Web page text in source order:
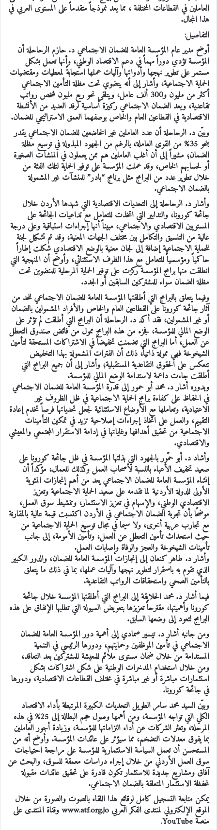
العاملين في القطاعات المختلفة ، مما يعد نموذجاً متقدماً على المستوى العربي في
هذا المجال.
التفاصيل:
أوضح مدير عام المؤسسة العامة للضمان الاجتماعي د. حازم الرحاحلة أن
المؤسسة تؤدي دوراً مهماً في دعم الاقتصاد الوطني، وأنها تعمل بشكل
مستمر على تطوير نهجها وأدواتها وآليات عملها استجابةً لمعطيات ومقتضيات
الحماية الاجتماعية، وأشار إلى أنه ينضوي تحت مظلة التأمين الاجتماعي
أكثر من مليون و300 ألف عامل، ويتلقى نحو ربع مليون شخص رواتب
تقاعدية، ويعد الضمان الاجتماعي ركيزة أساسية لرفد العديد من الأنشطة
الاقتصادية في القطاعين العام والخاص بوصفهما العمق الاستراتيجي للضمان.
وبيّن د. الرحاحلة أن عدد العاملين غير الخاضعين للضمان الاجتماعي يقدر
بنحو 35% من القوى العاملة، بالرغم من الجهود المبذولة في توسيع مظلة
الضمان؛ مشيراً إلى أن أغلب العاملين هم ممن يعملون في المنشآت الصغيرة
أو لحسابهم الخاص، وقد عملت المؤسسة على توفير الحماية لتلك الفئة من
خلال تطوير عدد من البرامج مثل برنامج “بادر” للمنشآت غير المشمولة
بالضمان الاجتماعي.
وأشار د. الرحاحلة إلى التحديات الاقتصادية التي شهدها الأردن خلال
جائحة كورونا، والتدابير التي اتخذت للتعامل مع تداعيات الجائحة على
المستويين الاقتصادي والاجتماعي، مبيناً أنها إجراءات استباقية وعلى درجة
عالية من التنسيق والتكامل بين مختلف الجهات المعنية، وقد تم تشكيل لجنة
للحماية الاجتماعية إضافة إلى لجان معنية بالوضع الاقتصادي شكلت إطاراً
حاكمياً ومؤسسياً للتعامل مع هذا الظرف الاستثنائي، وأوضح أن المنهجية التي
انطلقت منها برامج المؤسسة ركزت على توفير الحماية المرحلية للمنضوين تحت
مظلة الضمان سواء للمشتركين السابقين أو الجدد.
وفيما يتعلق بالبرامج التي أطلقتها المؤسسة العامة للضمان الاجتماعي للحد من
آثار جائحة كورونا على القطاعين العام والخاص والأفراد المشمولين بالضمان
أو غير المشمولين، فقد أكد د. الرحاحلة أن البرامج التي أطلقت لم تؤثر على
الوضع المالي للمؤسسة، فجزء من هذه البرامج ممول من فائض صندوق التعطل
عن العمل، أما البرامج التي تضمنت تخفيضاً في الاشتراكات المستحقة لتأمين
الشيخوخة فهي ممولة ذاتياً، ذلك أن الفترات المشمولة بهذا التخفيض
تنعكس على الحقوق التقاعدية المستقبلية؛ وأشار إلى أن جميع البرامج التي
أطلقت جاءت داعمة لاستدامة الوضع المالي للمؤسسة.
وبدوره أشار د. محمد أبو حمور إلى قدرة المؤسسة العامة للضمان الاجتماعي
في الحفاظ على كفاءة برامج الحماية الاجتماعية في ظل الظروف غير
الاعتيادية، وتعاملها مع الأوضاع الاستثنائية لجعل تحدياتها فرصاً تخدم إعادة
التقييم، والعمل على اتخاذ إجراءات إصلاحية تزيد في تمكين التأمينات
الاجتماعية من تحقيق أهدافها وغاياتها في إدامة الاستقرار المجتمعي والمعيشي
والاقتصادي.
وأشاد د. أبو حمّور بالجهود التي بذلتها المؤسسة في ظل جائحة كورونا على
صعيد تخفيف الأعباء بالنسبة لأصحاب العمل وكذلك للعمال، مؤكداً أن
إنشاء المؤسسة العامة للضمان الاجتماعي يعد من أهم إنجازات المئوية
الأولى للدولة الأردنية لما تقدمه على صعيد الحماية الاجتماعية وتعزيز
الاقتصادي الوطني، والإسهام في تعزيز الاستثمار، وتنشيط سوق العمل،
موضحًا بأن تجربة الضمان الاجتماعي في الأردن اكتسبت قيمة عالية بالمقارنة
مع تجارب عربية أخرى، ولا سيما في مجال توسيع الحماية الاجتماعية من
حيث استحداث تأمين التعطل عن العمل، وتأمين الأمومة، إلى جانب
تأمينات الشيخوخة والعجز والوفاة وإصابات العمل.
وأشار د. طاهر كنعان إلى إنجازات المؤسسة العامة للضمان، والدور الكبير
الذي تقوم به باستمرار لتطوير نهجها وآليات عملها، بما في ذلك ما يتعلق
بالتأمين الصحي واستحقاقات الرواتب التقاعدية.
فيما أشار د. محمد الحلايقة إلى البرامج التي أطلقتها المؤسسة خلال جائحة
كورونا وأهميتها، مقترحاً تعزيزها بتعويض السيولة التي تطلبها الإنفاق على هذه
البرامج لتعود إلى وضعها السابق.
ومن جانبه أشار د. تيسير صمادي إلى أهمية دور المؤسسة العامة للضمان
الاجتماعي في تأمين الموظفين وحمايتهم، ودورها الرئيسي في التنمية
المستدامة من خلال ضمان مستوى ملائم للمعيشة للمشتركين بعد التعاقد،
ومن خلال استخدام المدخرات الوطنية على شكل اشتراكات بشكل
استثمارات مباشرة أو غير مباشرة في مختلف القطاعات الاقتصادية، ودورها
في جائحة كورونا.
وبيّن السيد محمد سامر الطويل التحديات الكبيرة المرتبطة بأداء الاقتصاد
الكلي التي تواجه المؤسسة، ومن أهمها وصول حجم البطالة إلى 25% في هذه
المرحلة، وتعثر الشركات عن أداء التزاماتها للمؤسسة، وزيادة أجور العاملين
بما يفوق معدلات التضخم، مما سيؤثر على عائدات المؤسسة. وأوضح أنه من
المستحسن أن تعمل السياسة الاستثمارية للمؤسسة على مراجعة احتياجات
سوق العمل الأردني من خلال إجراء دراسات معمقة للسوق، والبحث عن
آفاق ومشاريع جديدة للاستثمار تكون قادرة على تحقيق عائدات مقبولة
لمحفظة الاستثمار المتعلقة بالضمان الاجتماعي.
يمكن متابعة التسجيل كامل لوقائع هذا اللقاء بالصوت والصورة من خلال
الموقع الإلكتروني لمنتدى الفكر العربي www.atf.org.jo وقناة المنتدى على
منصة YouTube.